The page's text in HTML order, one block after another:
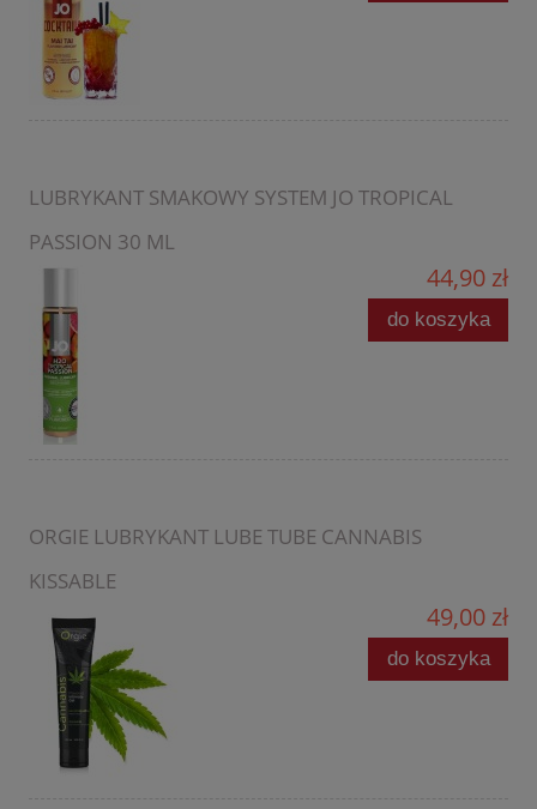
LUBRYKANT SMAKOWY SYSTEM JO TROPICAL
PASSION 30 ML
44,90 zł
do koszyka
ORGIE LUBRYKANT LUBE TUBE CANNABIS
KISSABLE
49,00 zł
do koszyka